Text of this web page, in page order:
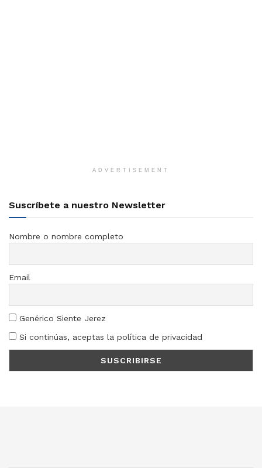
ADVERTISEMENT
Suscríbete a nuestro Newsletter
Nombre o nombre completo
Email
Genérico Siente Jerez
Si continúas, aceptas la política de privacidad